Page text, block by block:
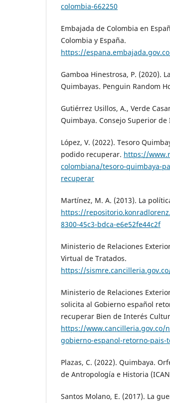
colombia-662250
Embajada de Colombia en
Colombia y España.
https://
Gamboa Hinestrosa, P. (2020).
Quimbayas. Penguin Random
Gutiérrez Usillos, A., Verde
Quimbaya. Consejo Superior
López, V. (2022). Tesoro
podido recuperar. https://
colombiana/tesoro-quimbaya-
recuperar
Martínez, M. A. (2013). La
https://
8300-45c3-bdca-e6e52fe44c2f
Ministerio de Relaciones
Virtual de Tratados.
https://
Ministerio de Relaciones
solicita al Gobierno español
recuperar Bien de Interés
https://www.cancilleria.gov.co/
gobierno-espanol-retorno-
Plazas, C. (2022). Quimbaya.
de Antropología e Historia
Santos Molano, E. (2017). La